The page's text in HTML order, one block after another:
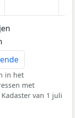
in het
met
van 1 juli